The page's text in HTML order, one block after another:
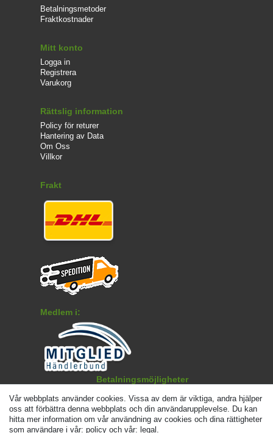
Betalningsmetoder
Fraktkostnader
Mitt konto
Logga in
Registrera
Varukorg
Rättslig information
Policy för returer
Hantering av Data
Om Oss
Villkor
Frakt
Medlem i:
Betalningsmöjligheter
Vår webbplats använder cookies. Vissa av dem är viktiga, andra hjälper
oss att förbättra denna webbplats och din användarupplevelse. Du kan
hitta mer information om vår användning av cookies och dina rättigheter
som användare i vår: policy och vår: legal.